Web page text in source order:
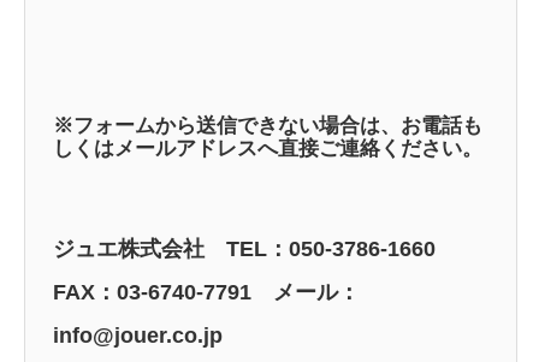
※フォームから送信できない場合は、お電話も
しくはメールアドレスへ直接ご連絡ください。
ジュエ株式会社 TEL：050-3786-1660
FAX：03-6740-7791 メール：
info@jouer.co.jp